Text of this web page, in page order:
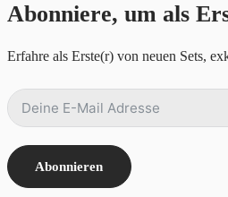
Abonniere, um als
Erfahre als Erste(r) von neuen Sets,
Abonnieren